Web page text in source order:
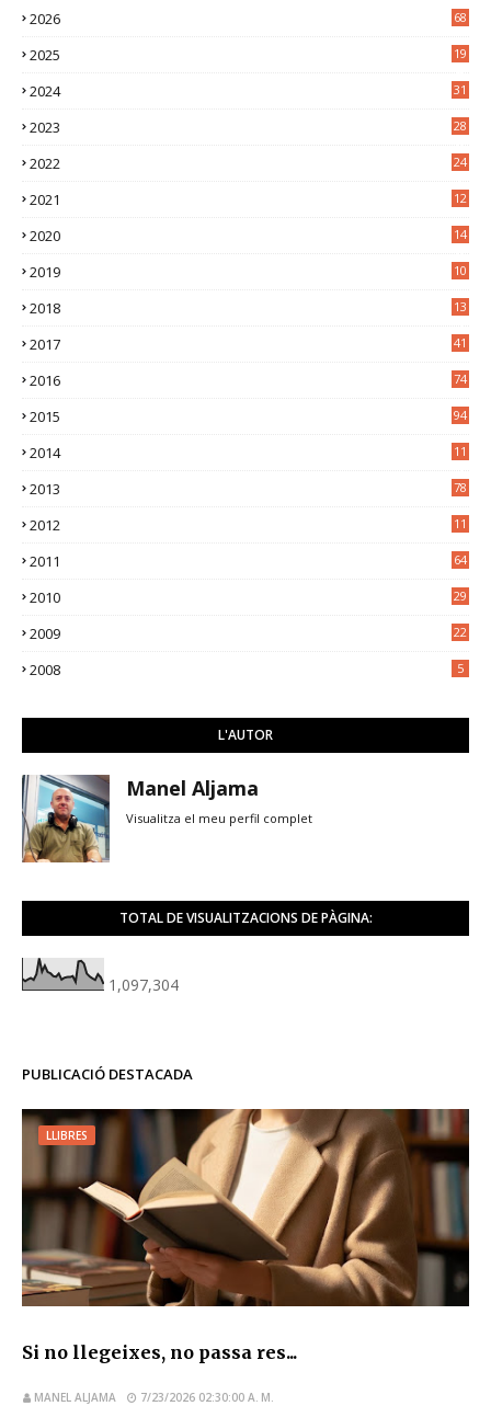
2026 68
2025
19
2024
31
2023
28
2022
24
2021
12
2020
14
2019
10
2018
13
2017 41
2016 74
2015 94
2014
11
2013 78
2012
11
2011 64
2010 29
2009 22
2008 5
L'AUTOR
Manel Aljama
Visualitza el meu perfil complet
TOTAL DE VISUALITZACIONS DE PÀGINA:
1,097,304
PUBLICACIÓ DESTACADA
LLIBRES
Si no llegeixes, no passa res...
MANEL ALJAMA 7/23/2026 02:30:00 A. M.